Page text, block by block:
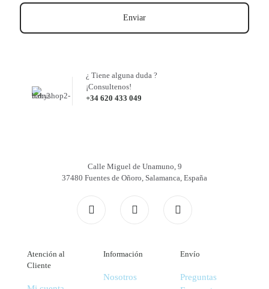
+34 620 433 049
¿ Tiene alguna duda ?
¡Consultenos!
Calle Miguel de Unamuno, 9
37480 Fuentes de Oñoro, Salamanca, España
Atención al
Cliente
Información
Nosotros
Envío
Preguntas